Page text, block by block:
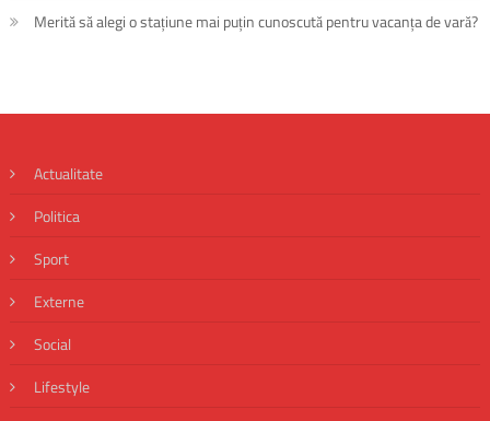
Merită să alegi o stațiune mai puțin cunoscută pentru vacanța de vară?
Actualitate
Politica
Sport
Externe
Social
Lifestyle